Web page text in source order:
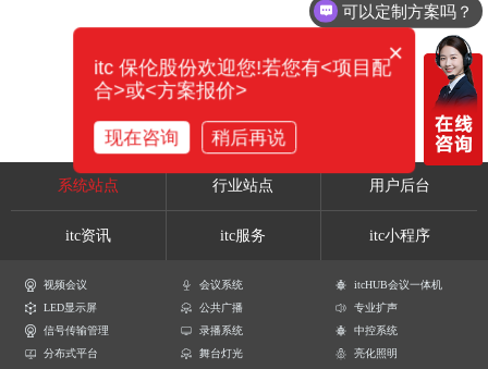
系统站点 行业站点 用户后台
itc资讯 itc服务 itc小程序
视频会议 会议系统
itcHUB会议一体机
LED显示屏
公共广播
专业扩声
信号传输管理
录播系统
中控系统
分布式平台
舞台灯光
亮化照明
可以定制方案吗？
×
itc 保伦股份欢迎您!若您有<项目配
合>或<方案报价>
现在咨询 稍后再说